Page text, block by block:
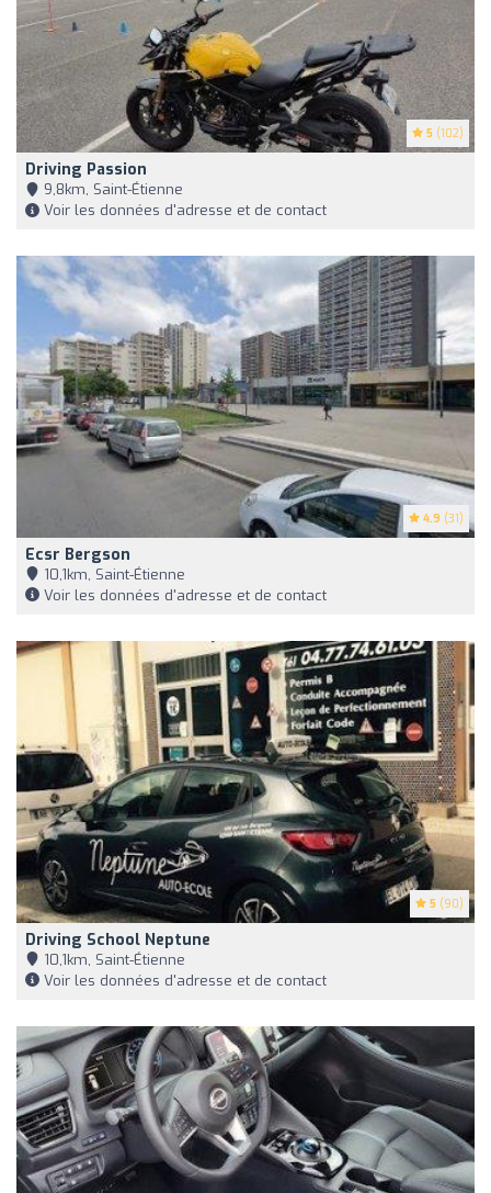
5 (102)
Driving Passion
9,8km, Saint-Étienne
Voir les données d'adresse et de contact
4.9 (31)
Ecsr Bergson
10,1km, Saint-Étienne
Voir les données d'adresse et de contact
5 (90)
Driving School Neptune
10,1km, Saint-Étienne
Voir les données d'adresse et de contact